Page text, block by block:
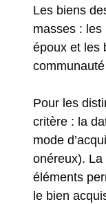
Les biens
masses :
époux et les
Pour les
critère : la
mode
onéreux).
éléments
le bien